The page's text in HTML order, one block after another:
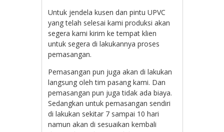
Untuk jendela kusen dan pintu UPVC
yang telah selesai kami produksi akan
segera kami kirim ke tempat klien
untuk segera di lakukannya proses
pemasangan.
Pemasangan pun juga akan di lakukan
langsung oleh tim pasang kami. Dan
pemasangan pun juga tidak ada biaya.
Sedangkan untuk pemasangan sendiri
di lakukan sekitar 7 sampai 10 hari
namun akan di sesuaikan kembali